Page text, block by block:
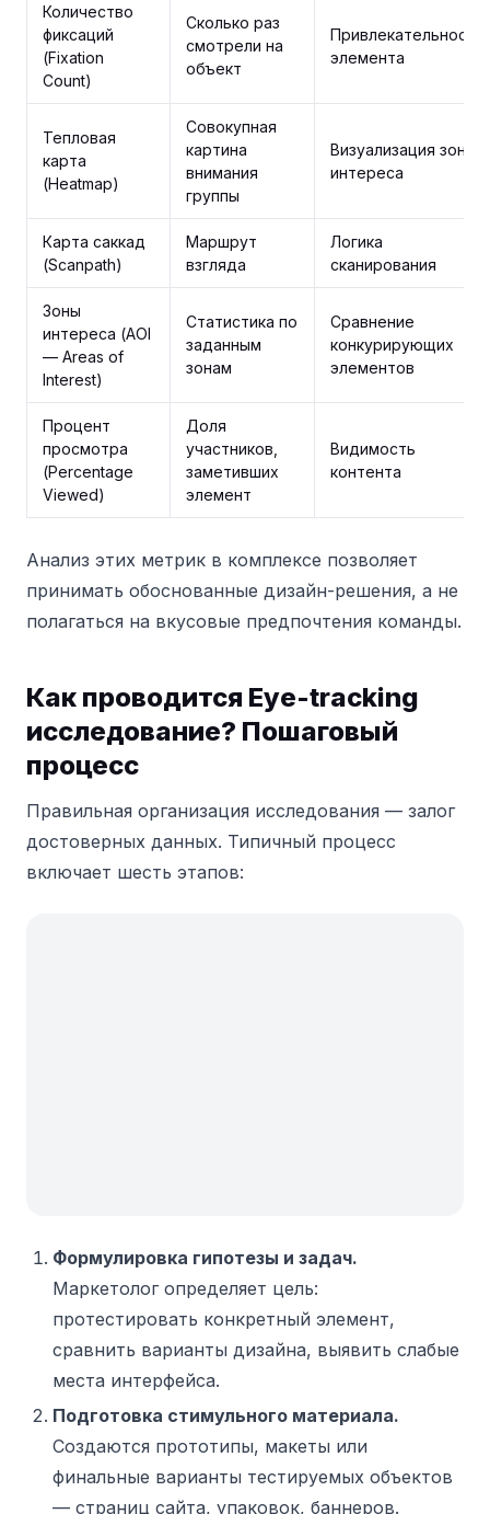
Количество
фиксаций
(Fixation
Count)
Сколько раз
смотрели на
объект
Привлекательность
элемента
Тепловая
карта
(Heatmap)
Совокупная
картина
внимания
группы
Визуализация зон
интереса
Карта саккад
(Scanpath)
Маршрут
взгляда
Логика
сканирования
Зоны
интереса (AOI
— Areas of
Interest)
Статистика по
заданным
зонам
Сравнение
конкурирующих
элементов
Процент
просмотра
(Percentage
Viewed)
Доля
участников,
заметивших
элемент
Видимость
контента
Анализ этих метрик в комплексе позволяет
принимать обоснованные дизайн-решения, а не
полагаться на вкусовые предпочтения команды.
Как проводится Eye-tracking
исследование? Пошаговый
процесс
Правильная организация исследования — залог
достоверных данных. Типичный процесс
включает шесть этапов:
Формулировка гипотезы и задач.
Маркетолог определяет цель:
протестировать конкретный элемент,
сравнить варианты дизайна, выявить слабые
места интерфейса.
Подготовка стимульного материала.
Создаются прототипы, макеты или
финальные варианты тестируемых объектов
— страниц сайта, упаковок, баннеров.